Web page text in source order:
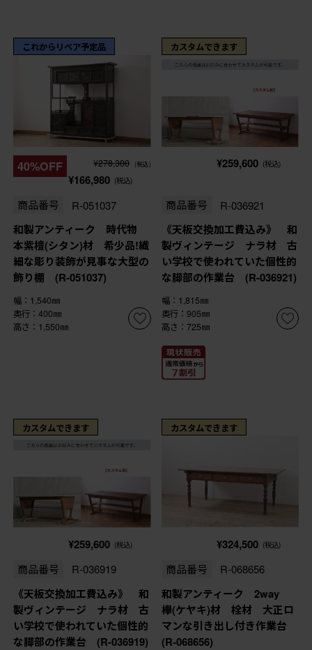
これからリペア予定品
40%OFF ¥278,300 (税込)
¥166,980 (税込)
商品番号 R-051037
和製アンティーク 時代物
本紫檀(シタン)材 希少品!繊
細な彫り装飾が見事な大型の
飾り棚 (R-051037)
幅：1,540㎜
奥行：400㎜
高さ：1,550㎜
カスタムできます
¥259,600 (税込)
商品番号 R-036921
《天板交換加工費込み》 和
製ヴィンテージ ナラ材 古
い学校で使われていた個性的
な脚部の作業台 (R-036921)
幅：1,815㎜
奥行：905㎜
高さ：725㎜
カスタムできます
¥259,600 (税込)
商品番号 R-036919
《天板交換加工費込み》 和
製ヴィンテージ ナラ材 古
い学校で使われていた個性的
な脚部の作業台 (R-036919)
カスタムできます
¥324,500 (税込)
商品番号 R-068656
和製アンティーク 2way
欅(ケヤキ)材 栓材 大正ロ
マンな引き出し付き作業台
(R-068656)